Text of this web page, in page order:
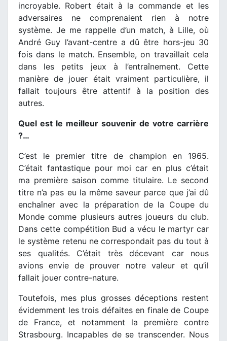
incroyable. Robert était à la commande et les
adversaires ne comprenaient rien à notre
système. Je me rappelle d’un match, à Lille, où
André Guy l’avant-centre a dû être hors-jeu 30
fois dans le match. Ensemble, on travaillait cela
dans les petits jeux à l’entraînement. Cette
manière de jouer était vraiment particulière, il
fallait toujours être attentif à la position des
autres.
Quel est le meilleur souvenir de votre carrière
?…
C’est le premier titre de champion en 1965.
C’était fantastique pour moi car en plus c’était
ma première saison comme titulaire. Le second
titre n’a pas eu la même saveur parce que j’ai dû
enchaîner avec la préparation de la Coupe du
Monde comme plusieurs autres joueurs du club.
Dans cette compétition Bud a vécu le martyr car
le système retenu ne correspondait pas du tout à
ses qualités. C’était très décevant car nous
avions envie de prouver notre valeur et qu’il
fallait jouer contre-nature.
Toutefois, mes plus grosses déceptions restent
évidemment les trois défaites en finale de Coupe
de France, et notamment la première contre
Strasbourg. Incapables de se transcender. Nous